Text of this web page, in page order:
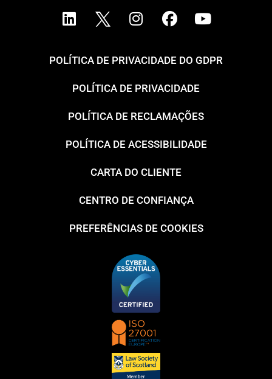
POLÍTICA DE PRIVACIDADE DO GDPR
POLÍTICA DE PRIVACIDADE
POLÍTICA DE RECLAMAÇÕES
POLÍTICA DE ACESSIBILIDADE
CARTA DO CLIENTE
CENTRO DE CONFIANÇA
PREFERÊNCIAS DE COOKIES